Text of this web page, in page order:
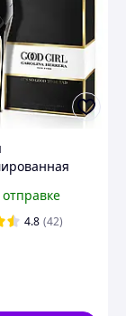
(Каролина
Гел) 80 мл
отправке
4.8 (42)